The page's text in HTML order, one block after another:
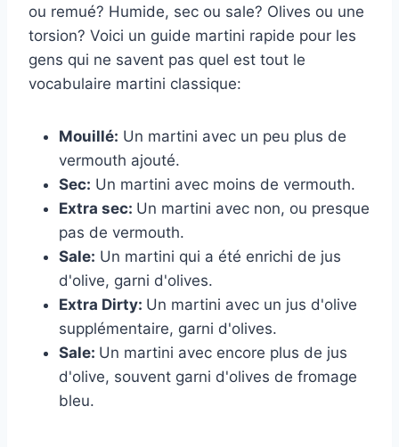
ou remué? Humide, sec ou sale? Olives ou une
torsion? Voici un guide martini rapide pour les
gens qui ne savent pas quel est tout le
vocabulaire martini classique:
Mouillé: Un martini avec un peu plus de
vermouth ajouté.
Sec: Un martini avec moins de vermouth.
Extra sec: Un martini avec non, ou presque
pas de vermouth.
Sale: Un martini qui a été enrichi de jus
d'olive, garni d'olives.
Extra Dirty: Un martini avec un jus d'olive
supplémentaire, garni d'olives.
Sale: Un martini avec encore plus de jus
d'olive, souvent garni d'olives de fromage
bleu.